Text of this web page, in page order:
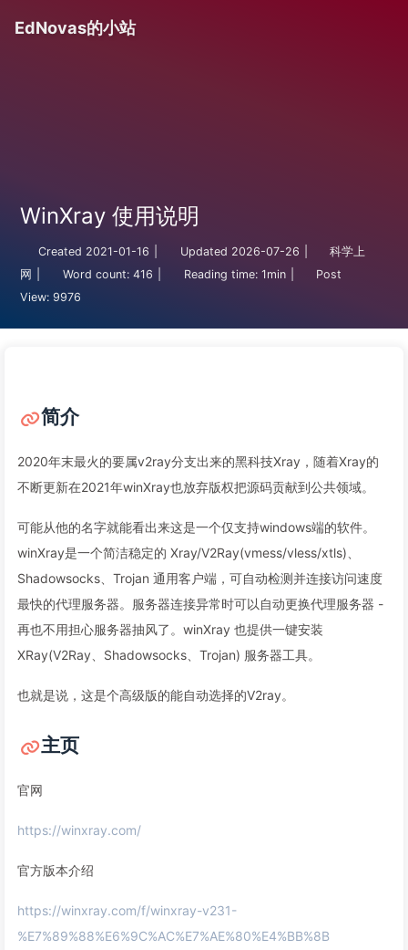
EdNovas的小站
WinXray 使用说明
Created 2021-01-16 Updated 2026-07-26
科学上
网
Word count: 416 Reading time: 1min
Post
View: 9976
简介
2020年末最火的要属v2ray分支出来的黑科技Xray，随着Xray的
不断更新在2021年winXray也放弃版权把源码贡献到公共领域。
可能从他的名字就能看出来这是一个仅支持windows端的软件。
winXray是一个简洁稳定的 Xray/V2Ray(vmess/vless/xtls)、
Shadowsocks、Trojan 通用客户端，可自动检测并连接访问速度
最快的代理服务器。服务器连接异常时可以自动更换代理服务器 -
再也不用担心服务器抽风了。winXray 也提供一键安装
XRay(V2Ray、Shadowsocks、Trojan) 服务器工具。
也就是说，这是个高级版的能自动选择的V2ray。
主页
官网
https://winxray.com/
官方版本介绍
https://winxray.com/f/winxray-v231-
%E7%89%88%E6%9C%AC%E7%AE%80%E4%BB%8B